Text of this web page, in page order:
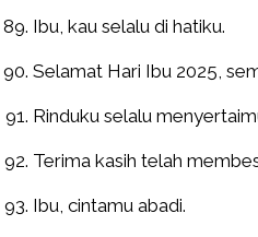
Ibu, kau selalu di hatiku.
Selamat Hari Ibu 2025,
Rinduku selalu
Terima kasih telah
Ibu, cintamu abadi.